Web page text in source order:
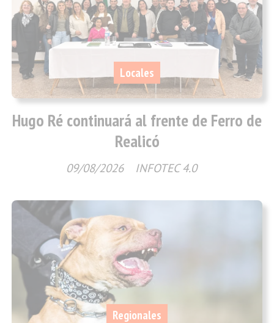
Hugo Ré continuará al frente de Ferro de
Realicó
INFOTEC 4.0
Locales
09/08/2026
Regionales